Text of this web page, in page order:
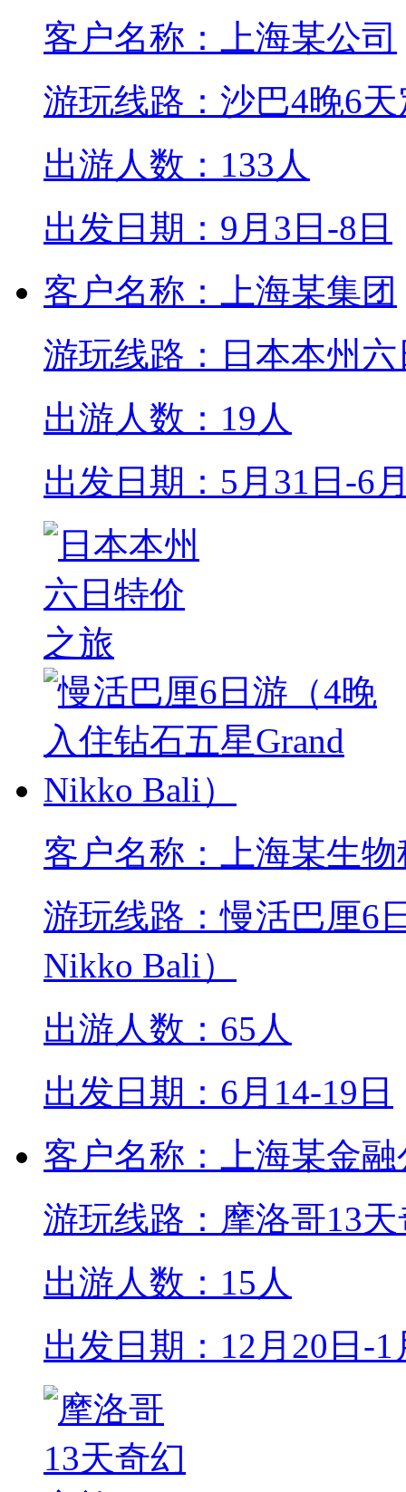
客户名称：上海某公司
游玩线路：沙巴4晚6
出游人数：133人
出发日期：9月3日-8日
客户名称：上海某集团
游玩线路：日本本州
出游人数：19人
出发日期：5月31日-6
客户名称：上海某生
游玩线路：慢活巴厘6
Nikko Bali）
出游人数：65人
出发日期：6月14-19日
客户名称：上海某金融
游玩线路：摩洛哥13
出游人数：15人
出发日期：12月20日-1